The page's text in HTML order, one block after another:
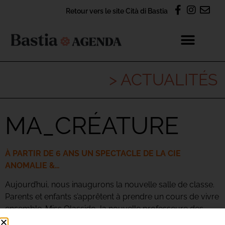
Retour vers le site Cità di Bastia
> ACTUALITÉS
MA_CRÉATURE
À PARTIR DE 6 ANS UN SPECTACLE DE LA CIE
ANOMALIE &…
Aujourd’hui, nous inaugurons la nouvelle salle de classe.
Parents et enfants s’apprêtent à prendre un cours de vivre
ensemble. Miss Olassido, la nouvelle professeure des
écoles, coupe la rubalyse et ouvre ce nouvel espace